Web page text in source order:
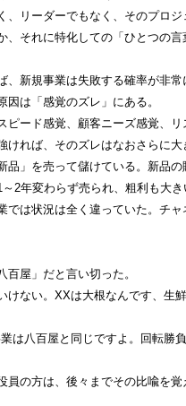
、リーダーでもなく、そのプロ
、それに特化しての「ひとつの言
、新規事業は失敗する確率が非
因は「感覚のズレ」にある。
ピード感覚、顧客ニーズ感覚、
ければ、そのズレはなおさらに大
品」を売って儲けている。新品
2年変わらず売られ、粗利も大
では状況は全く違っていた。チ
百屋」だと言い切った。
けない。XXは大根なんです、生
業は八百屋と同じですよ。回転勝
員の方は、後々までその比喩を